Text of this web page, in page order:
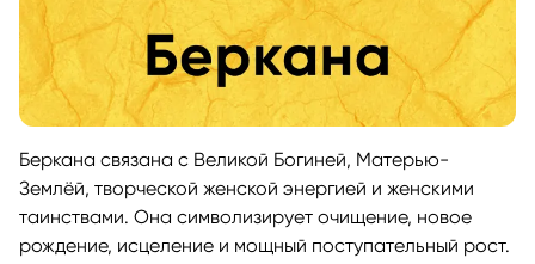
Беркана связана с Великой Богиней, Матерью-
Землёй, творческой женской энергией и женскими
таинствами. Она символизирует очищение, новое
рождение, исцеление и мощный поступательный рост.